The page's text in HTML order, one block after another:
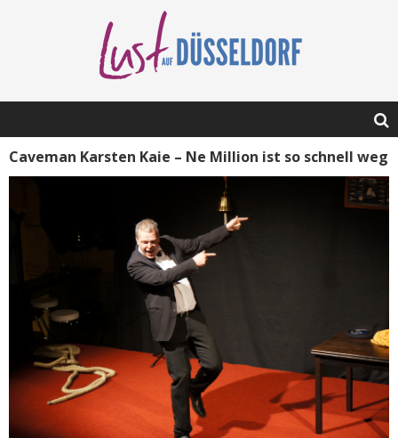
Caveman Karsten Kaie – Ne Million ist so schnell weg